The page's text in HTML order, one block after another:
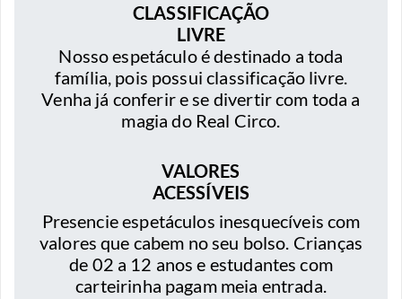
CLASSIFICAÇÃO
LIVRE
Nosso espetáculo é destinado a toda
família, pois possui classificação livre.
Venha já conferir e se divertir com toda a
magia do Real Circo.
VALORES
ACESSÍVEIS
Presencie espetáculos inesquecíveis com
valores que cabem no seu bolso. Crianças
de 02 a 12 anos e estudantes com
carteirinha pagam meia entrada.